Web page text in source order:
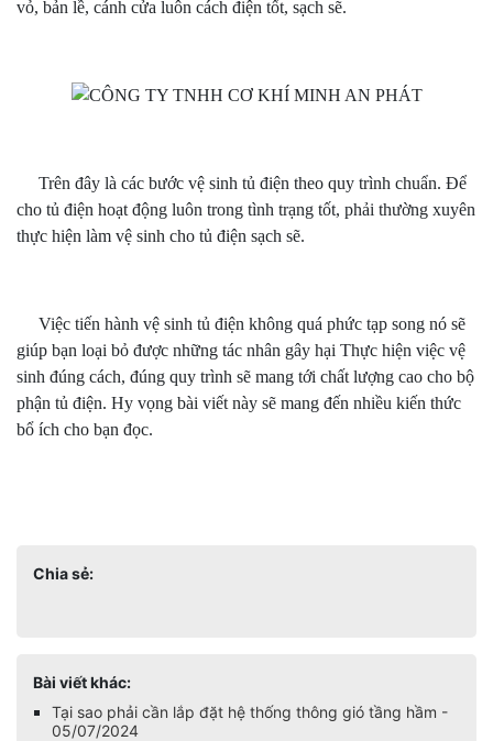
vỏ, bản lề, cánh cửa luôn cách điện tốt, sạch sẽ.
Trên đây là các bước vệ sinh tủ điện theo quy trình chuẩn. Để
cho tủ điện hoạt động luôn trong tình trạng tốt, phải thường xuyên
thực hiện làm vệ sinh cho tủ điện sạch sẽ.
Việc tiến hành vệ sinh tủ điện không quá phức tạp song nó sẽ
giúp bạn loại bỏ được những tác nhân gây hại Thực hiện việc vệ
sinh đúng cách, đúng quy trình sẽ mang tới chất lượng cao cho bộ
phận tủ điện. Hy vọng bài viết này sẽ mang đến nhiều kiến thức
bổ ích cho bạn đọc.
Chia sẻ:
Bài viết khác:
Tại sao phải cần lắp đặt hệ thống thông gió tầng hầm -
05/07/2024